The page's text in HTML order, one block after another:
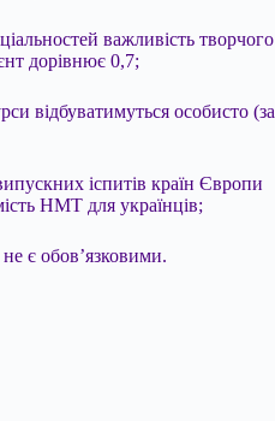
важливість творчого
дорівнює 0,7;
відбуватимуться особисто (за
іспитів країн Європи
НМТ для українців;
є обов’язковими.